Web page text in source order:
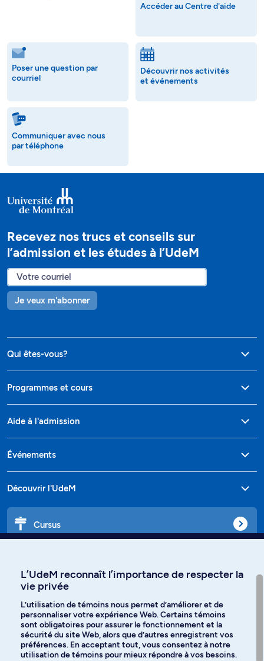
Accéder au Centre d'aide
Poser une question par
courriel
Découvrir nos activités
et événements
Communiquer avec nous
par téléphone
Recevez nos trucs et conseils sur
l’admission et les études à l’UdeM
Je veux m'abonner
Qui êtes-vous?
Programmes et cours
Aide à l'admission
Événements
Découvrir l'UdeM
Cursus
Langues
Facebook Instagram
L’UdeM reconnaît l’importance de respecter la
vie privée
L’utilisation de témoins nous permet d’améliorer et de
personnaliser votre expérience Web. Certains témoins
sont obligatoires pour assurer le fonctionnement et la
sécurité du site Web, alors que d’autres enregistrent vos
préférences. En acceptant tout, vous consentez à notre
utilisation de témoins pour mieux répondre à vos besoins.